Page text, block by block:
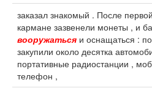
заказал знакомый . После
кармане зазвенели монеты , и
вооружаться и оснащаться :
закупили около десятка
портативные радиостанции ,
телефон ,